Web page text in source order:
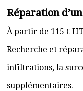
Réparation
À partir de 115 €
Recherche et
infiltrations, la
supplémentaires.